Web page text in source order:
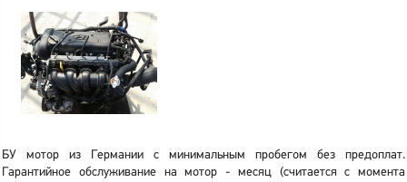
БУ мотор из Германии с минимальным пробегом без предоплат.
Гарантийное обслуживание на мотор - месяц (считается с момента